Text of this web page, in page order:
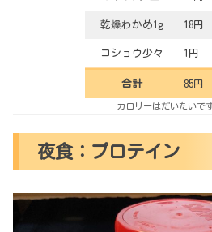
乾燥わかめ1g 18円
コショウ少々 1円
合計 85円
カロリーはだいたいで
夜食：プロテイン